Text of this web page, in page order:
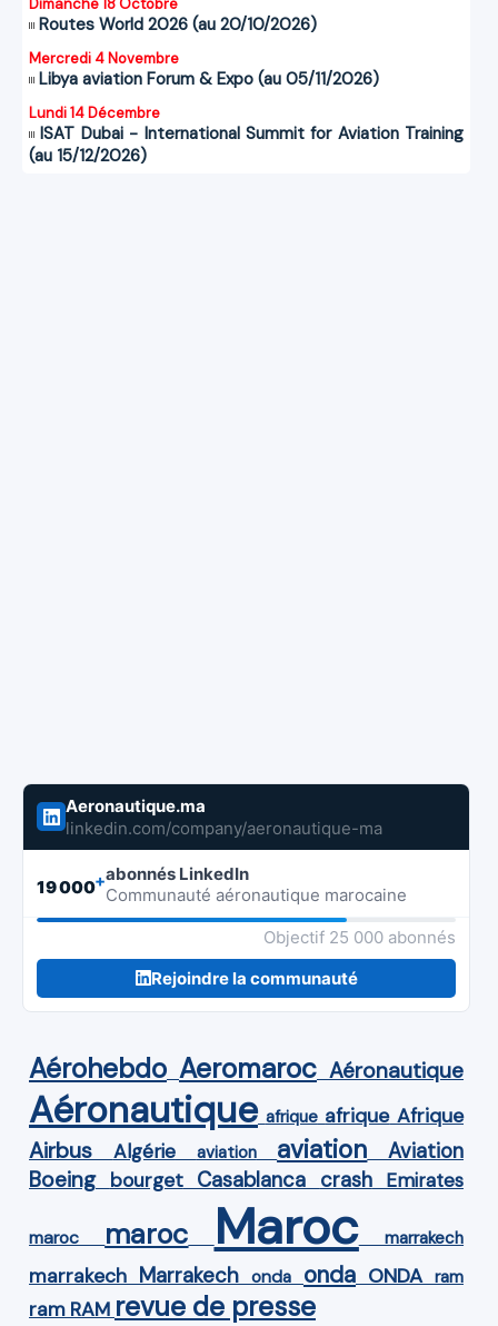
Routes World 2026 (au 20/10/2026)
Mercredi 4 Novembre
Libya aviation Forum & Expo (au 05/11/2026)
Lundi 14 Décembre
ISAT Dubai - International Summit for Aviation Training
(au 15/12/2026)
Aeronautique.ma
linkedin.com/company/aeronautique-ma
19 000+abonnés LinkedIn
Communauté aéronautique marocaine
Objectif 25 000 abonnés
Rejoindre la communauté
Aérohebdo Aeromaroc Aéronautique
Aéronautique afrique afrique Afrique
Airbus Algérie aviation aviation Aviation
Boeing bourget Casablanca crash Emirates
maroc maroc Maroc marrakech
marrakech Marrakech onda onda ONDA ram
ram RAM revue de presse